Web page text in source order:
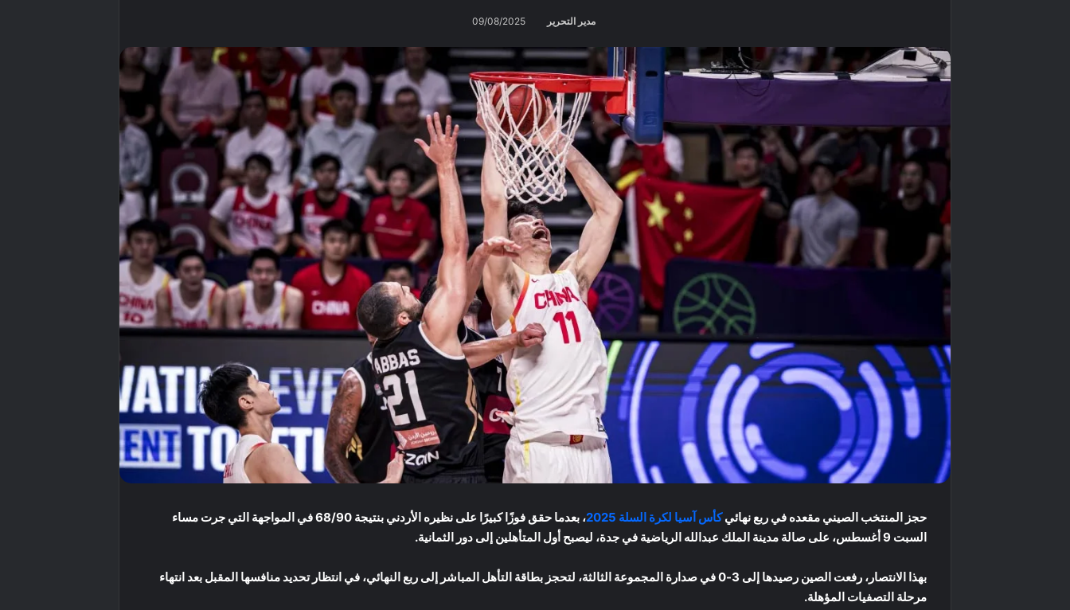
مدير التحرير 09/08/2025
حجز المنتخب الصيني مقعده في ربع نهائيكأس آسيا لكرة السلة 2025
، بعدما حقق فوزًا كبيرًا على نظيره الأردني بنتيجة 68/90 في المواجهة التي جرت مساء
السبت 9 أغسطس، على صالة مدينة الملك عبدالله الرياضية في جدة، ليصبح أول المتأهلين إلى دور الثمانية.
بهذا الانتصار، رفعت الصين رصيدها إلى 3-0 في صدارة المجموعة الثالثة، لتحجز بطاقة التأهل المباشر إلى ربع النهائي، في انتظار تحديد منافسها المقبل بعد انتهاء
مرحلة التصفيات المؤهلة.